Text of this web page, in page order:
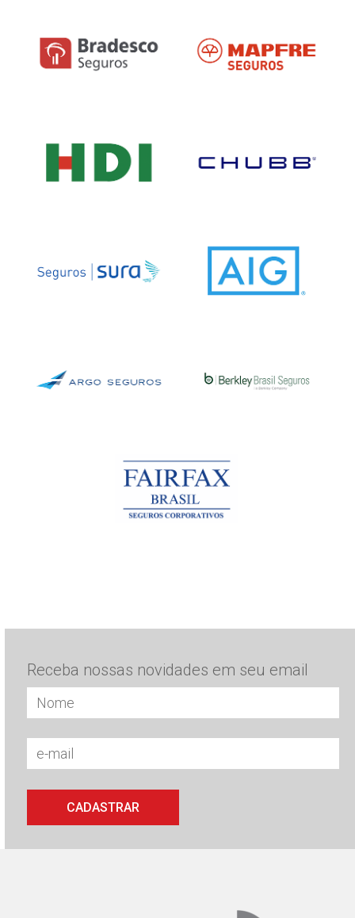
Receba nossas novidades em seu email